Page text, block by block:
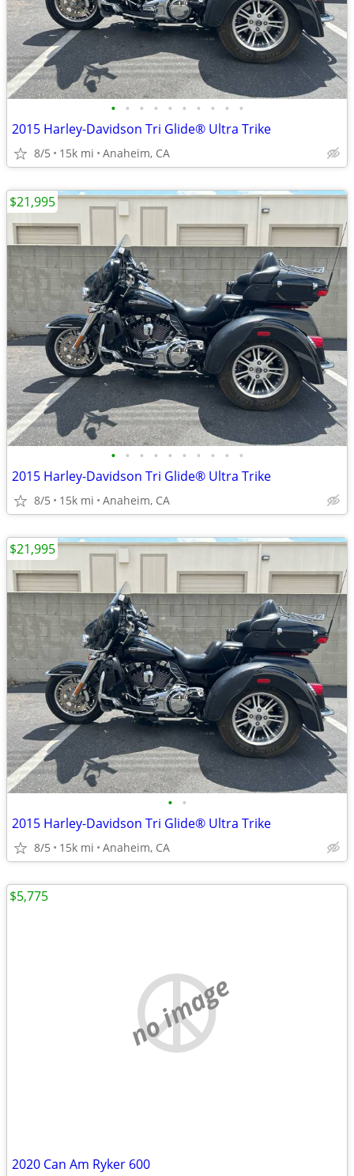
• • • • • • • • • •
2015 Harley-Davidson Tri Glide® Ultra Trike
8/5 15k mi Anaheim, CA
• • • • • • • • • •
2015 Harley-Davidson Tri Glide® Ultra Trike
8/5 15k mi Anaheim, CA
$21,995
• •
2015 Harley-Davidson Tri Glide® Ultra Trike
8/5 15k mi Anaheim, CA
$21,995
no image
2020 Can Am Ryker 600
$5,775